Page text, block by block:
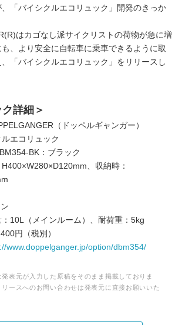
「バイシクルエコリュック」開発のきっか
はカゴなし派サイクリストの荷物が急に増
、より安全に自転車に乗車できるように取
「バイシクルエコリュック」をリリースし
詳細＞
（ドッペルギャンガー）
ルエコリュック
BK：ブラック
H400×W280×D120mm、収納時：
：10L（メインルーム）、耐荷重：5kg
円（税別）
www.doppelganger.jp/option/dbm354/
表元が入力した原稿をそのまま掲載しておりま
ースへのお問い合わせは発表元に直接お願いいた